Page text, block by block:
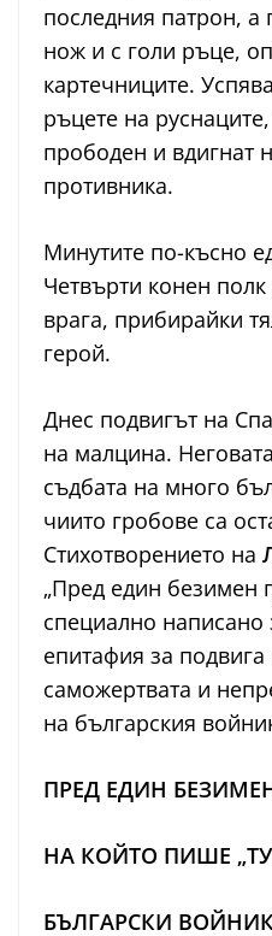
последния патрон, а
нож и с голи ръце,
картечниците.
ръцете на
прободен и вдигнат
противника.
Минутите по-късно
Четвърти конен
врага, прибирайки
герой.
Днес подвигът на
на малцина.
съдбата на много
чиито гробове са
Стихотворението на
„Пред един безимен
специално написано
епитафия за подвига
саможертвата и
на българския
ПРЕД ЕДИН
НА КОЙТО ПИШЕ
БЪЛГАРСКИ